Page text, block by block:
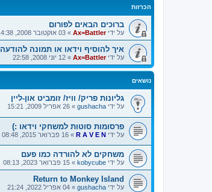
הכרזות
ברוכים הבאים לפורום
על ידיAx=Battler
» 03 אוקטובר 2008, 14:38
איך להוסיף וידאו או תמונה להודעה
על ידיAx=Battler
» 12 יוני 2008, 22:58
נושאים
גליונות פריק/ וויז/ זומביט און-ליין
על ידי gushacha
» 26 אפריל 2009, 15:21
פרסומות סוטות למשחקי וידאו :)
על ידי R A V E N
» 16 פברואר 2015, 08:48
משחקים לא להורדה כמו פעם
על ידי kobycube
» 15 פברואר 2023, 08:13
Return to Monkey Island
על ידי gushacha
» 04 אפריל 2022, 21:24